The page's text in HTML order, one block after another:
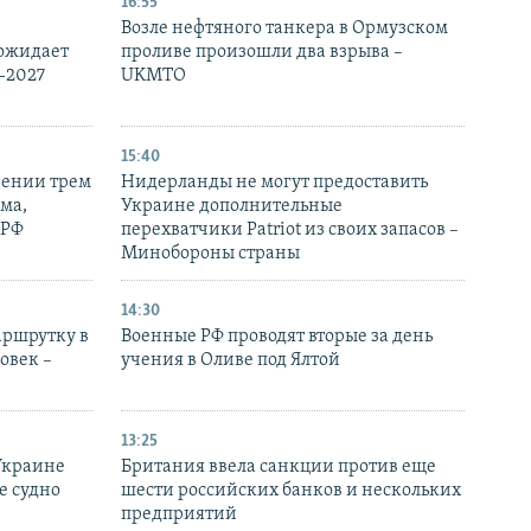
2027
Возле нефтяного танкера в Ормузском
проливе произошли два взрыва –
UKMTO
трем
РФ
15:40
Нидерланды не могут предоставить
Украине дополнительные
перехватчики Patriot из своих запасов –
Минобороны страны
в
–
14:30
Военные РФ проводят вторые за день
учения в Оливе под Ялтой
судно
13:25
Британия ввела санкции против еще
шести российских банков и нескольких
предприятий